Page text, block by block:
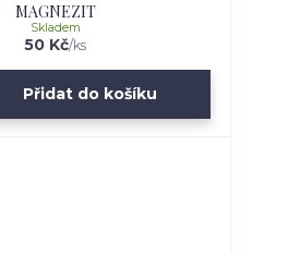
MAGNEZIT
50 Kč/ks
Skladem
Přidat do košíku